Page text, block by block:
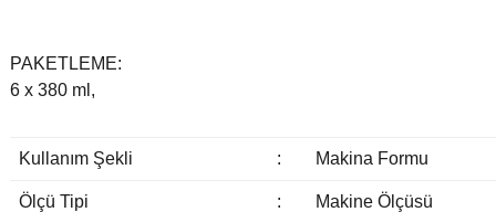
PAKETLEME:
6 x 380 ml,
Kullanım Şekli : Makina Formu
Ölçü Tipi : Makine Ölçüsü